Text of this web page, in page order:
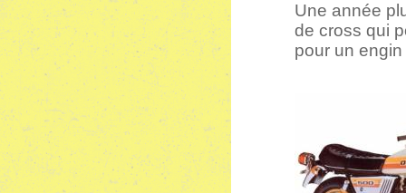
Une année
de cross qui
pour un